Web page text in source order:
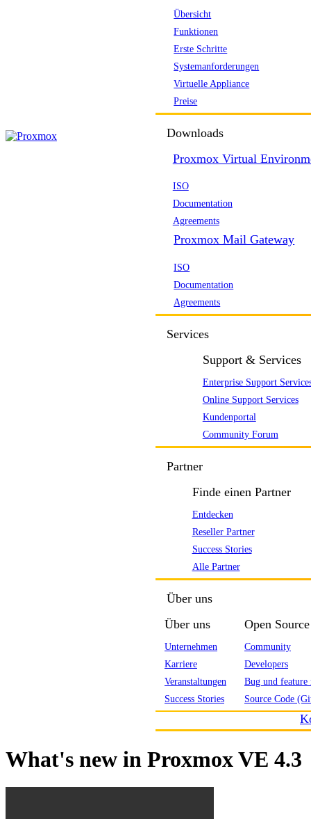
Übersicht
Funktionen
Erste Schritte
Systemanforderungen
Virtuelle Appliance
Preise
Downloads
Proxmox Virtual
ISO
Documentation
Agreements
Proxmox Mail Gateway
ISO
Documentation
Agreements
Services
Support & Services
Enterprise Support
Online Support Services
Kundenportal
Community Forum
Partner
Finde einen Partner
Entdecken
Reseller Partner
Success Stories
Alle Partner
Über uns
Über uns
Unternehmen
Karriere
Veranstaltungen
Success Stories
Open Source
Community
Developers
Bug und feature
Source Code
What's new in Proxmox VE 4.3